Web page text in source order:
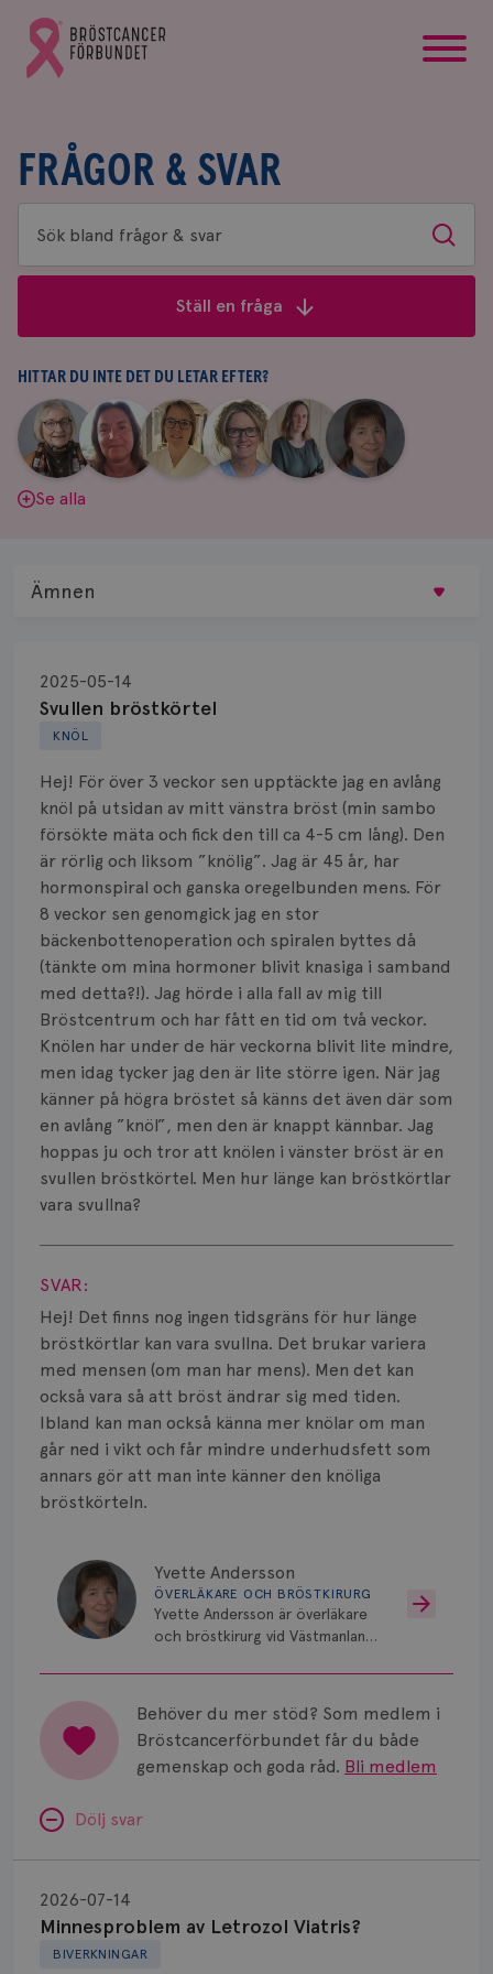
Gå
till
Bröstcancerförbundets
FRÅGOR & SVAR
Sök
bland
&
svar
Sök
Ställ en fråga
HITTAR DU INTE DET DU LETAR EFTER?
Aina
Johnsson
|
Anne
Andersson
Fredrika
Killander
|
Jeanette
Bäcklund
|
Maria
Edegran
|
Yvette
Andersson
Se alla
KNÖL
Svullen bröstkörtel
2025-05-14
Hej! För över 3 veckor sen upptäckte jag en avlång
knöl på utsidan av mitt vänstra bröst (min sambo
försökte mäta och fick den till ca 4-5 cm lång). Den
är rörlig och liksom ”knölig”. Jag är 45 år, har
hormonspiral och ganska oregelbunden mens. För
8 veckor sen genomgick jag en stor
bäckenbottenoperation och spiralen byttes då
(tänkte om mina hormoner blivit knasiga i samband
med detta?!). Jag hörde i alla fall av mig till
Bröstcentrum och har fått en tid om två veckor.
Knölen har under de här veckorna blivit lite mindre,
men idag tycker jag den är lite större igen. När jag
känner på högra bröstet så känns det även där som
en avlång ”knöl”, men den är knappt kännbar. Jag
hoppas ju och tror att knölen i vänster bröst är en
svullen bröstkörtel. Men hur länge kan bröstkörtlar
vara svullna?
Visa svar
SVAR:
Hej! Det finns nog ingen tidsgräns för hur länge
bröstkörtlar kan vara svullna. Det brukar variera
med mensen (om man har mens). Men det kan
också vara så att bröst ändrar sig med tiden.
Ibland kan man också känna mer knölar om man
går ned i vikt och får mindre underhudsfett som
annars gör att man inte känner den knöliga
bröstkörteln.
Yvette Andersson
ÖVERLÄKARE OCH BRÖSTKIRURG
Yvette Andersson är överläkare
och bröstkirurg vid Västmanlands
Behöver du mer stöd? Som medlem i
Bröstcancerförbundet får du både
gemenskap och goda råd. Bli medlem
Dölj svar
BIVERKNINGAR
Minnesproblem av Letrozol Viatris?
2026-07-14
Letrozol
Viatris?
Ämnen
Biopsi
Biverkningar
Bröstvårta
Knöl
Läkemedel
Typ av bröstcancer
Smärta
Prognos
Risker
Spridd bröstcancer
Strålning